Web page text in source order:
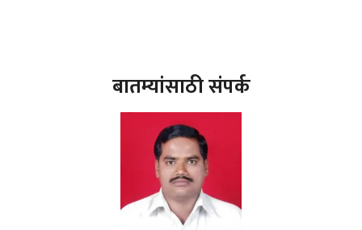
बातम्यांसाठी संपर्क